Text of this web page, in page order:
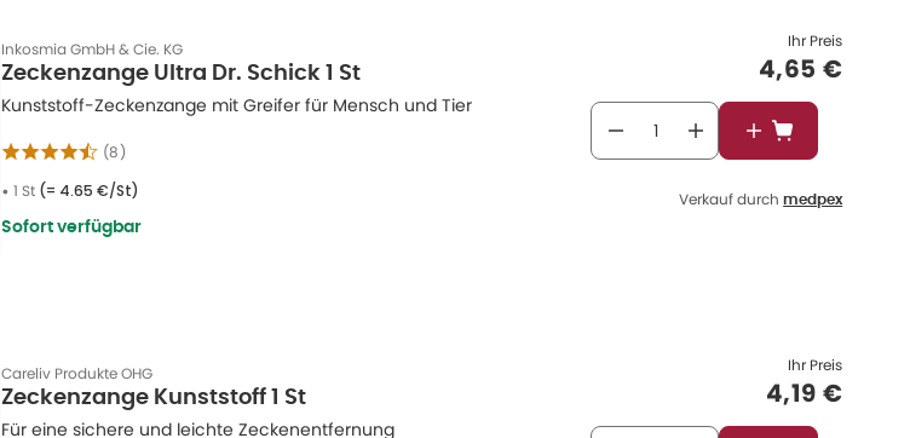
Inkosmia GmbH & Cie. KG
Zeckenzange Ultra Dr. Schick 1 St
Kunststoff-Zeckenzange mit Greifer für Mensch und Tier
(8)
• 1 St (= 4.65 €/St)
Sofort verfügbar
Ihr Preis
4,65 €
In den
Verkauf durch medpex
Careliv Produkte OHG
Zeckenzange Kunststoff 1 St
Für eine sichere und leichte Zeckenentfernung
Ihr Preis
4,19 €